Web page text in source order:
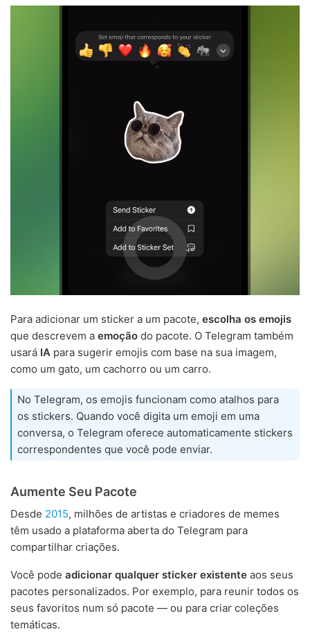
Para adicionar um sticker a um pacote, escolha os emojis
que descrevem a emoção do pacote. O Telegram também
usará IA para sugerir emojis com base na sua imagem,
como um gato, um cachorro ou um carro.
No Telegram, os emojis funcionam como atalhos para
os stickers. Quando você digita um emoji em uma
conversa, o Telegram oferece automaticamente stickers
correspondentes que você pode enviar.
Aumente Seu Pacote
Desde 2015, milhões de artistas e criadores de memes
têm usado a plataforma aberta do Telegram para
compartilhar criações.
Você pode adicionar qualquer sticker existente aos seus
pacotes personalizados. Por exemplo, para reunir todos os
seus favoritos num só pacote — ou para criar coleções
temáticas.